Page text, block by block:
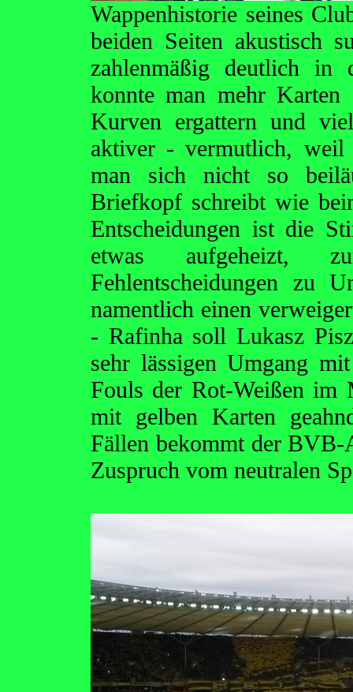
Wappenhistorie seines
beiden Seiten akustisch
zahlenmäßig deutlich
konnte man mehr
Kurven ergattern und
aktiver - vermutlich,
man sich nicht so
Briefkopf schreibt wie
Entscheidungen ist die
etwas aufgeheizt,
Fehlentscheidungen zu
namentlich einen
- Rafinha soll Lukasz
sehr lässigen Umgang
Fouls der Rot-Weißen im
mit gelben Karten
Fällen bekommt der BVB-
Zuspruch vom neutralen